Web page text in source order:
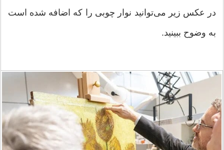
در عکس زیر می‌توانید نوار چوبی را که اضافه شده است
به وضوح ببینید.